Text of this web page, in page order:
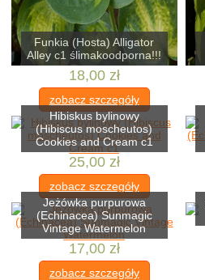
Funkia (Hosta) Alligator
Alley c1 ślimakoodporna!!!
18,00 zł
zobacz szczegóły
Hibiskus bylinowy
(Hibiscus moscheutos)
Cookies and Cream c1
25,00 zł
zobacz szczegóły
Jeżówka purpurowa
(Echinacea) Sunmagic
Vintage Watermelon
17,00 zł
zobacz szczegóły